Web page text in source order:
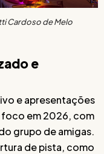
Cardoso de Melo
e
e apresentações
em 2026, com
grupo de amigas.
de pista, como